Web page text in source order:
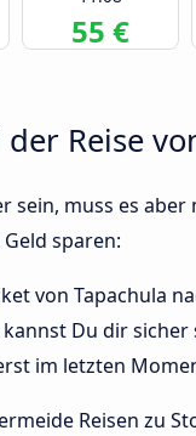
55 €
Reise
sein, muss es
sparen:
von Tapachula
Du dir sicher
im letzten
Reisen zu